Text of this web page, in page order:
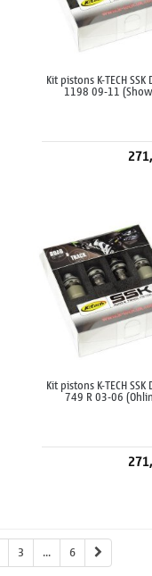
Kit pistons K-TECH SSK
1198 09-11
Kit pistons K-TECH SSK
749 R 03-06
3 ... 6